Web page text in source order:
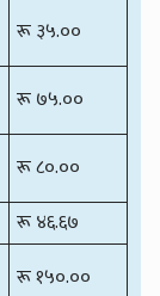
रू ३५.००
रू ७५.००
रू ८०.००
रू ४६.६७
रू १५०.००